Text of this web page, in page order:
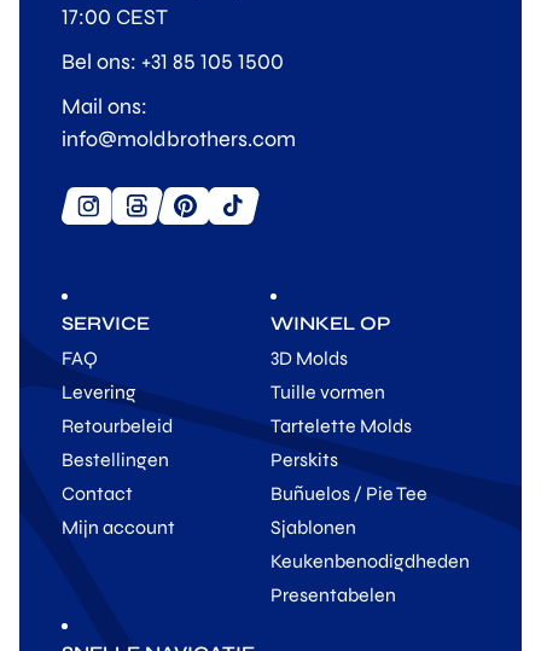
SERVICE
FAQ
Levering
Retourbeleid
Bestellingen
Contact
Mijn account
WINKEL OP
3D Molds
Tuille vormen
Tartelette Molds
Perskits
Buñuelos / Pie Tee
Sjablonen
Keukenbenodigdheden
Presentabelen
17:00 CEST
Bel ons: +31 85 105 1500
Mail ons:
info@moldbrothers.com